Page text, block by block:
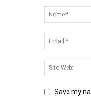
Save my